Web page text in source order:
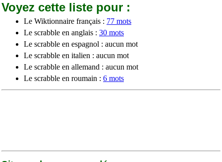
Voyez cette liste pour :
Le Wiktionnaire français : 77 mots
Le scrabble en anglais : 30 mots
Le scrabble en espagnol : aucun mot
Le scrabble en italien : aucun mot
Le scrabble en allemand : aucun mot
Le scrabble en roumain : 6 mots